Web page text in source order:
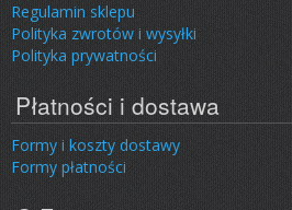
Regulamin sklepu
Polityka zwrotów i wysyłki
Polityka prywatności
Płatności i dostawa
Formy i koszty dostawy
Formy płatności